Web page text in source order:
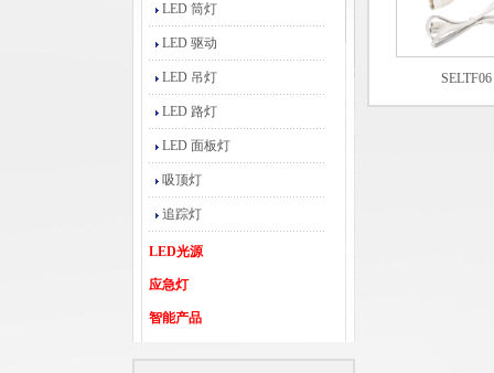
LED 筒灯
LED 驱动
LED 吊灯
LED 路灯
LED 面板灯
吸顶灯
追踪灯
LED光源
应急灯
智能产品
SELTF06